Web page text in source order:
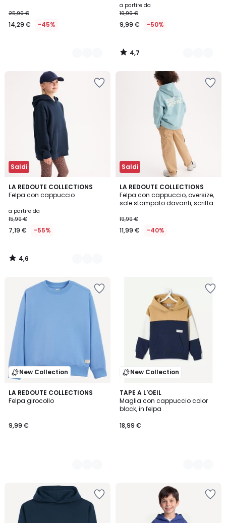
25,99 €
14,29 € -45%
a partire da
19,99 €
9,99 € -50%
4,7
/
Saldi
LA REDOUTE COLLECTIONS
Felpa con cappuccio
a partire da
15,99 €
7,19 € -55%
4,6
/ 5
5
Colori
4,6
/
Saldi
LA REDOUTE COLLECTIONS
Felpa con cappuccio, oversize,
sole stampato davanti, scritta
19,99 €
11,99 € -40%
New Collection
LA REDOUTE COLLECTIONS
Felpa girocollo
9,99 €
5
Colori
New Collection
TAPE A L'OEIL
Maglia con cappuccio color
block, in felpa
18,99 €
2
Colori